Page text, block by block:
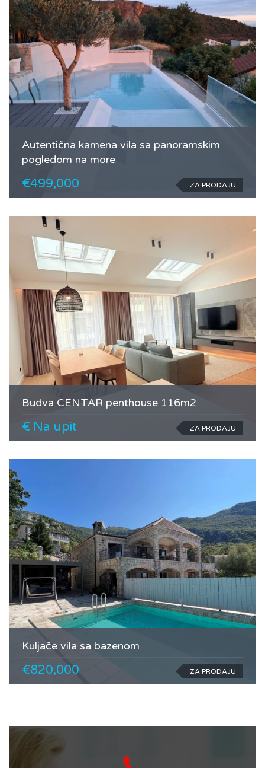
Autentična kamena vila sa panoramskim
pogledom na more
€499,000 ZA PRODAJU
Budva CENTAR penthouse 116m2
€ Na upit ZA PRODAJU
Kuljače vila sa bazenom
€820,000 ZA PRODAJU